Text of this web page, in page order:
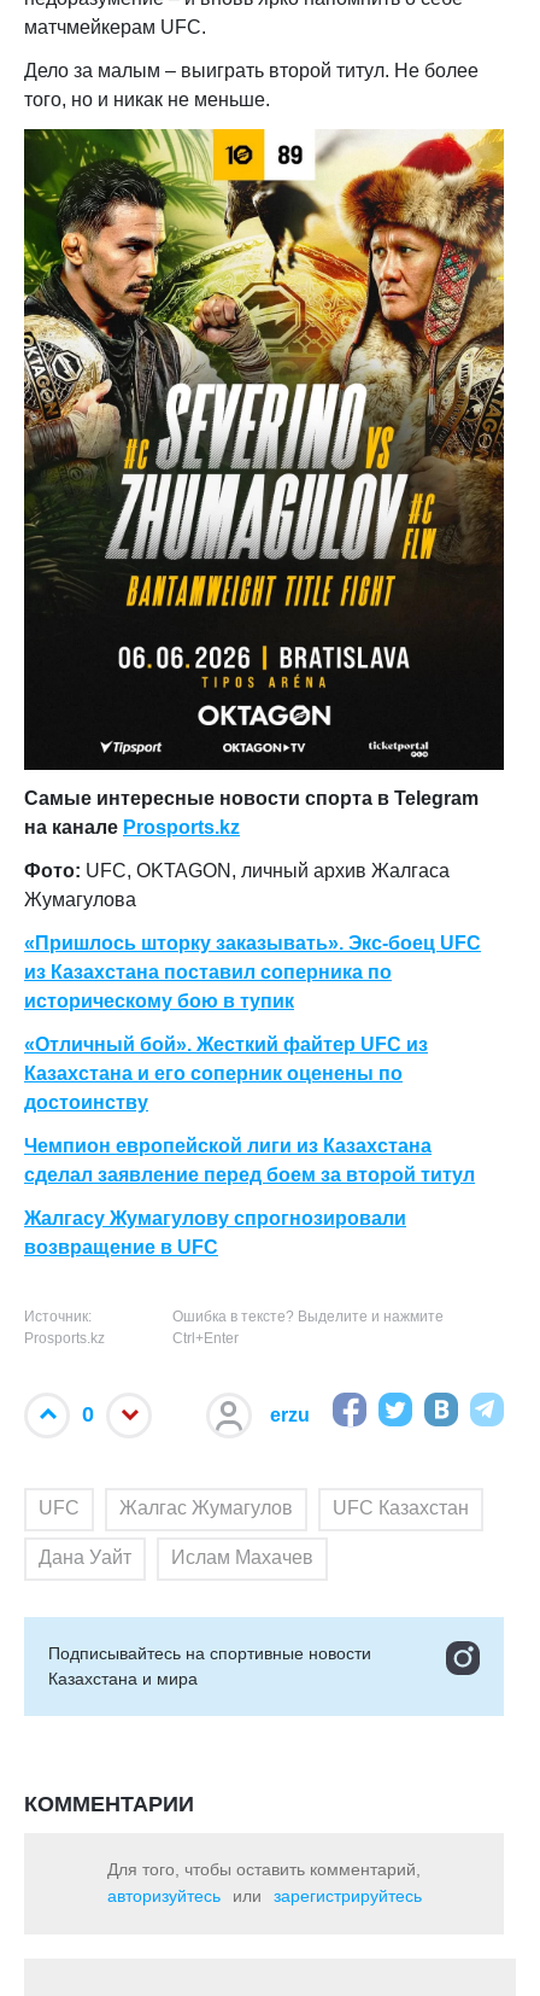
матчмейкерам UFC.
Дело за малым – выиграть второй титул. Не более
того, но и никак не меньше.
Самые интересные новости спорта в Telegram
на канале Prosports.kz
Фото: UFC, OKTAGON, личный архив Жалгаса
Жумагулова
«Пришлось шторку заказывать». Экс-боец UFC
из Казахстана поставил соперника по
историческому бою в тупик
«Отличный бой». Жесткий файтер UFC из
Казахстана и его соперник оценены по
достоинству
Чемпион европейской лиги из Казахстана
сделал заявление перед боем за второй титул
Жалгасу Жумагулову спрогнозировали
возвращение в UFC
Источник:
Prosports.kz
Ошибка в тексте? Выделите и нажмите
Ctrl+Enter
0 erzu
UFC Жалгас Жумагулов UFC Казахстан
Дана Уайт Ислам Махачев
Подписывайтесь на cпортивные новости
Казахстана и мира
КОММЕНТАРИИ
Для того, чтобы оставить комментарий,
авторизуйтесь
или зарегистрируйтесь